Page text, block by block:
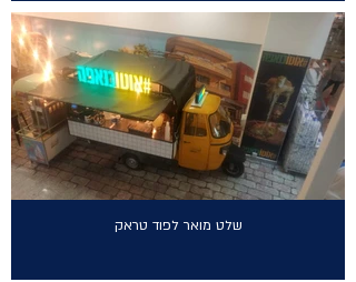
שלט מואר לפוד טראק